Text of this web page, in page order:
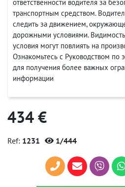
ответственности водителя за
транспортным средством.
следить за движением,
дорожными условиями.
условия могут повлиять на
Ознакомьтесь с Руководством по
для получения более важных
информации
434 €
Ref: 1231 1/444